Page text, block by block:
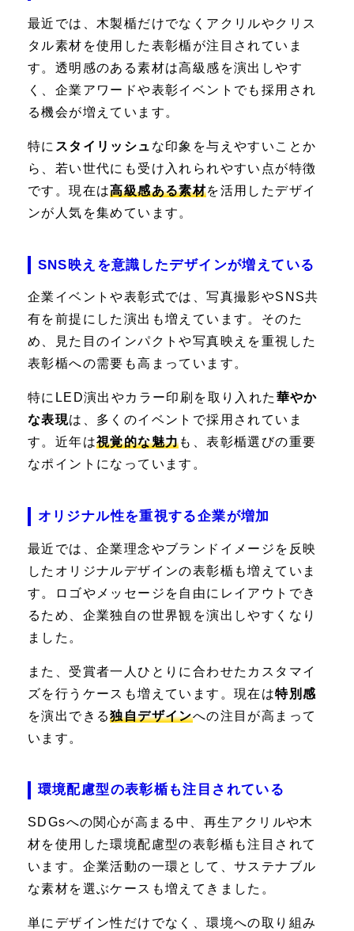
最近では、木製楯だけでなくアクリルやクリス
タル素材を使用した表彰楯が注目されていま
す。透明感のある素材は高級感を演出しやす
く、企業アワードや表彰イベントでも採用され
る機会が増えています。
特に スタイリッシュ な印象を与えやすいことか
ら、若い世代にも受け入れられやすい点が特徴
です。現在は高級感ある素材を活用したデザイ
ンが人気を集めています。
SNS映えを意識したデザインが増えている
企業イベントや表彰式では、写真撮影やSNS共
有を前提にした演出も増えています。そのた
め、見た目のインパクトや写真映えを重視した
表彰楯への需要も高まっています。
特にLED演出やカラー印刷を取り入れた 華やか
な表現は、多くのイベントで採用されていま
す。近年は視覚的な魅力も、表彰楯選びの重要
なポイントになっています。
オリジナル性を重視する企業が増加
最近では、企業理念やブランドイメージを反映
したオリジナルデザインの表彰楯も増えていま
す。ロゴやメッセージを自由にレイアウトでき
るため、企業独自の世界観を演出しやすくなり
ました。
また、受賞者一人ひとりに合わせたカスタマイ
ズを行うケースも増えています。現在は特別感
を演出できる独自デザインへの注目が高まって
います。
環境配慮型の表彰楯も注目されている
SDGsへの関心が高まる中、再生アクリルや木
材を使用した環境配慮型の表彰楯も注目されて
います。企業活動の一環として、サステナブル
な素材を選ぶケースも増えてきました。
単にデザイン性だけでなく、環境への取り組み